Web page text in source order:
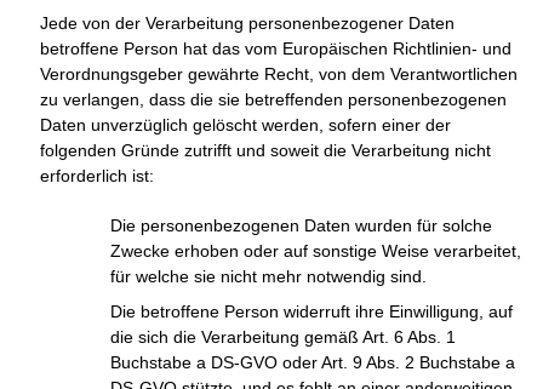
Jede von der Verarbeitung personenbezogener Daten
betroffene Person hat das vom Europäischen Richtlinien- und
Verordnungsgeber gewährte Recht, von dem Verantwortlichen
zu verlangen, dass die sie betreffenden personenbezogenen
Daten unverzüglich gelöscht werden, sofern einer der
folgenden Gründe zutrifft und soweit die Verarbeitung nicht
erforderlich ist:
Die personenbezogenen Daten wurden für solche
Zwecke erhoben oder auf sonstige Weise verarbeitet,
für welche sie nicht mehr notwendig sind.
Die betroffene Person widerruft ihre Einwilligung, auf
die sich die Verarbeitung gemäß Art. 6 Abs. 1
Buchstabe a DS-GVO oder Art. 9 Abs. 2 Buchstabe a